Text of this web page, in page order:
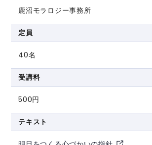
鹿沼モラロジー事務所
定員
40名
受講料
500円
テキスト